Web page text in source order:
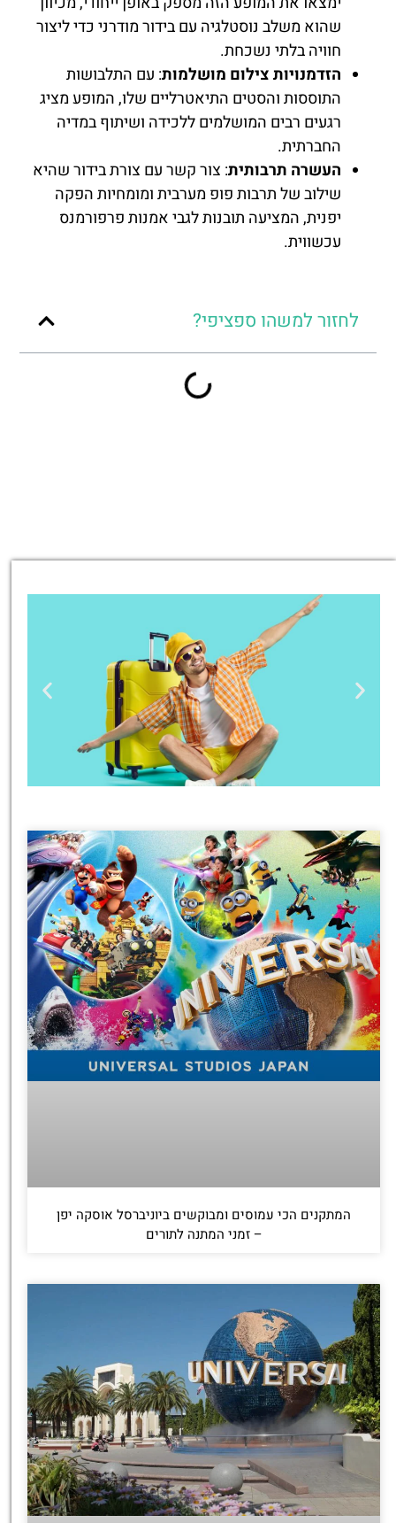
שהוא משלב נוסטלגיה עם בידור מודרני כדי ליצור
חוויה בלתי נשכחת.
הזדמנויות צילום מושלמות: עם התלבושות
התוססות והסטים התיאטרליים שלו, המופע מציג
רגעים רבים המושלמים ללכידה ושיתוף במדיה
החברתית.
העשרה תרבותית: צור קשר עם צורת בידור שהיא
שילוב של תרבות פופ מערבית ומומחיות הפקה
יפנית, המציעה תובנות לגבי אמנות פרפורמנס
עכשווית.
לחזור למשהו ספציפי?
מציאת
טיסה זולה?
לחצו
פה!
המתקנים הכי עמוסים ומבוקשים ביוניברסל אוסקה יפן
– זמני המתנה לתורים